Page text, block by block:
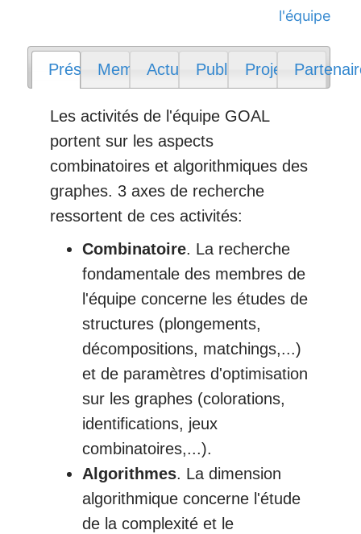
l'équipe
PrésentationMembresActualitésPublications
Projets
Les activités de l'équipe GOAL
portent sur les aspects
combinatoires et algorithmiques des
graphes. 3 axes de recherche
ressortent de ces activités:
Combinatoire. La recherche
fondamentale des membres de
l'équipe concerne les études de
structures (plongements,
décompositions, matchings,...)
et de paramètres d'optimisation
sur les graphes (colorations,
identifications, jeux
combinatoires,...).
Algorithmes. La dimension
algorithmique concerne l'étude
de la complexité et le